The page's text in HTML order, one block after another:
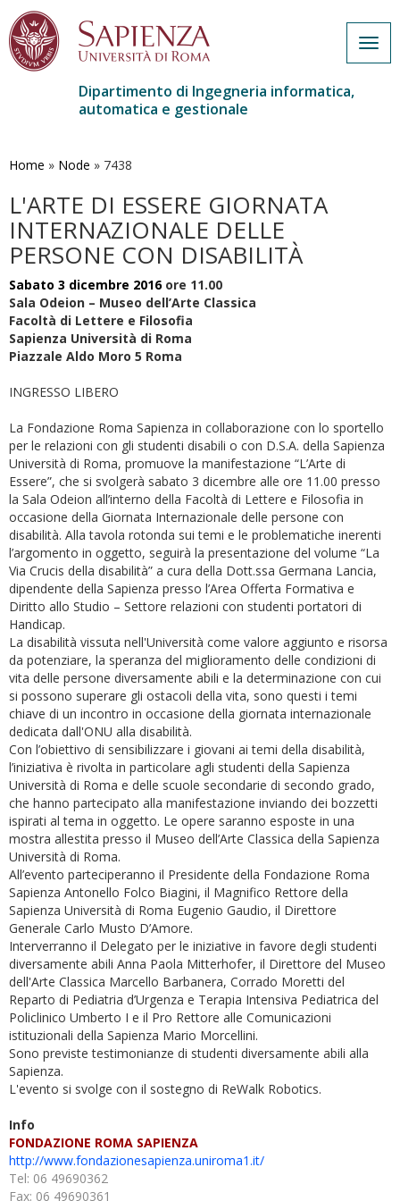
contenuto
Dipartimento di Ingegneria informatica,
automatica e gestionale
Home » Node » 7438
L'ARTE DI ESSERE GIORNATA
INTERNAZIONALE DELLE
PERSONE CON DISABILITÀ
Sabato 3 dicembre 2016ore 11.00
Sala Odeion – Museo dell’Arte Classica
Facoltà di Lettere e Filosofia
Sapienza Università di Roma
Piazzale Aldo Moro 5 Roma
INGRESSO LIBERO
La Fondazione Roma Sapienza in collaborazione con lo sportello
per le relazioni con gli studenti disabili o con D.S.A. della Sapienza
Università di Roma, promuove la manifestazione “L’Arte di
Essere”, che si svolgerà sabato 3 dicembre alle ore 11.00 presso
la Sala Odeion all’interno della Facoltà di Lettere e Filosofia in
occasione della Giornata Internazionale delle persone con
disabilità. Alla tavola rotonda sui temi e le problematiche inerenti
l’argomento in oggetto, seguirà la presentazione del volume “La
Via Crucis della disabilità” a cura della Dott.ssa Germana Lancia,
dipendente della Sapienza presso l’Area Offerta Formativa e
Diritto allo Studio – Settore relazioni con studenti portatori di
Handicap.
La disabilità vissuta nell'Università come valore aggiunto e risorsa
da potenziare, la speranza del miglioramento delle condizioni di
vita delle persone diversamente abili e la determinazione con cui
si possono superare gli ostacoli della vita, sono questi i temi
chiave di un incontro in occasione della giornata internazionale
dedicata dall'ONU alla disabilità.
Con l’obiettivo di sensibilizzare i giovani ai temi della disabilità,
l’iniziativa è rivolta in particolare agli studenti della Sapienza
Università di Roma e delle scuole secondarie di secondo grado,
che hanno partecipato alla manifestazione inviando dei bozzetti
ispirati al tema in oggetto. Le opere saranno esposte in una
mostra allestita presso il Museo dell’Arte Classica della Sapienza
Università di Roma.
All’evento parteciperanno il Presidente della Fondazione Roma
Sapienza Antonello Folco Biagini, il Magnifico Rettore della
Sapienza Università di Roma Eugenio Gaudio, il Direttore
Generale Carlo Musto D’Amore.
Interverranno il Delegato per le iniziative in favore degli studenti
diversamente abili Anna Paola Mitterhofer, il Direttore del Museo
dell'Arte Classica Marcello Barbanera, Corrado Moretti del
Reparto di Pediatria d’Urgenza e Terapia Intensiva Pediatrica del
Policlinico Umberto I e il Pro Rettore alle Comunicazioni
istituzionali della Sapienza Mario Morcellini.
Sono previste testimonianze di studenti diversamente abili alla
Sapienza.
L'evento si svolge con il sostegno di ReWalk Robotics.
Info
FONDAZIONE ROMA SAPIENZA
http://www.fondazionesapienza.uniroma1.it/
Tel: 06 49690362
Fax: 06 49690361